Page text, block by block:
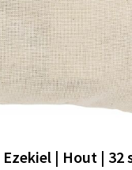
| Hout | 32